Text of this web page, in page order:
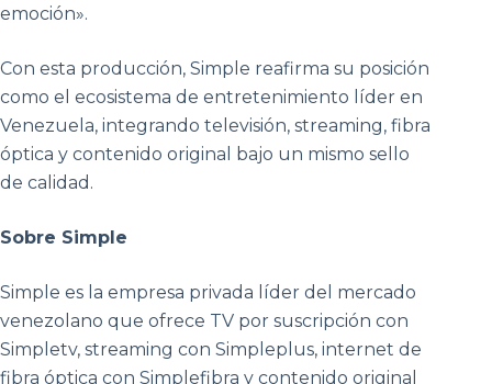
emoción».
Con esta producción, Simple reafirma su posición
como el ecosistema de entretenimiento líder en
Venezuela, integrando televisión, streaming, fibra
óptica y contenido original bajo un mismo sello
de calidad.
Sobre Simple
Simple es la empresa privada líder del mercado
venezolano que ofrece TV por suscripción con
Simpletv, streaming con Simpleplus, internet de
fibra óptica con Simplefibra y contenido original